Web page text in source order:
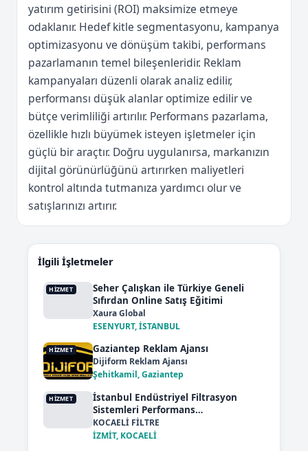
yatırım getirisini (ROI) maksimize etmeye
odaklanır. Hedef kitle segmentasyonu, kampanya
optimizasyonu ve dönüşüm takibi, performans
pazarlamanın temel bileşenleridir. Reklam
kampanyaları düzenli olarak analiz edilir,
performansı düşük alanlar optimize edilir ve
bütçe verimliliği artırılır. Performans pazarlama,
özellikle hızlı büyümek isteyen işletmeler için
güçlü bir araçtır. Doğru uygulanırsa, markanızın
dijital görünürlüğünü artırırken maliyetleri
kontrol altında tutmanıza yardımcı olur ve
satışlarınızı artırır.
İlgili İşletmeler
HIZMET
Seher Çalışkan ile Türkiye Geneli
Sıfırdan Online Satış Eğitimi
Xaura Global
ESENYURT, İSTANBUL
HIZMET Gaziantep Reklam Ajansı
Dijiform Reklam Ajansı
Şehitkamil, Gaziantep
HIZMET
İstanbul Endüstriyel Filtrasyon
Sistemleri Performans
Optimizasyonu
KOCAELİ FİLTRE
İZMİT, KOCAELİ